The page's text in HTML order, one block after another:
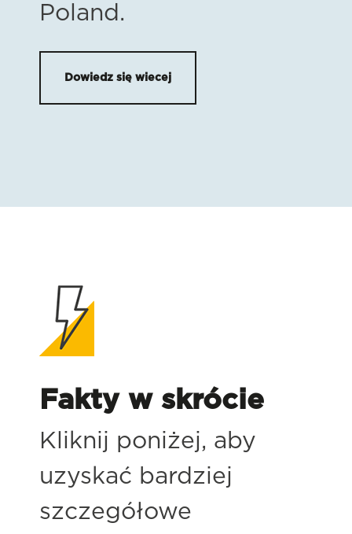
Poland.
Dowiedz się wiecej
Fakty w skrócie
Kliknij poniżej, aby
uzyskać bardziej
szczegółowe